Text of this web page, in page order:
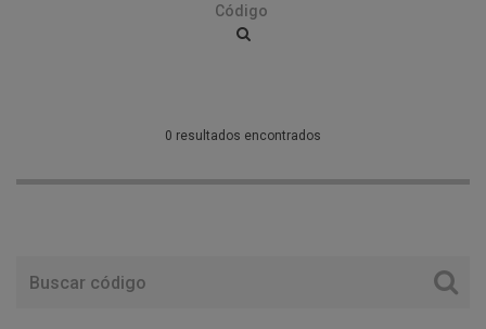
0 resultados encontrados